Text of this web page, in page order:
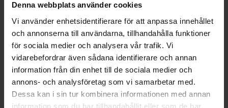
Denna webbplats använder cookies
Vi använder enhetsidentifierare för att anpassa innehållet
och annonserna till användarna, tillhandahålla funktioner
för sociala medier och analysera vår trafik. Vi
vidarebefordrar även sådana identifierare och annan
information från din enhet till de sociala medier och
annons- och analysföretag som vi samarbetar med.
Dessa kan i sin tur kombinera informationen med annan
information som du har tillhandahållit eller som de har
har magnesium en viktig roll i
celldelningsprocessen samt bidrar till normal
psykologisk funktion. Tillsammans med L-
glycin, som är en naturligt förekommande
aminosyra, blir Smart Mag ett komplett
tillskott för både kropp och sinne. Smart Mag
är utvecklad för dig som vill investera i
återhämtning, mental skärpa och energi – och